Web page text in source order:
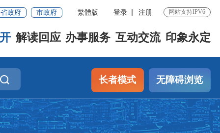
省政府 市政府 繁體版 登录 注册 网站支持IPV6
解读回应 办事服务 互动交流 印象永定
长者模式 无障碍浏览